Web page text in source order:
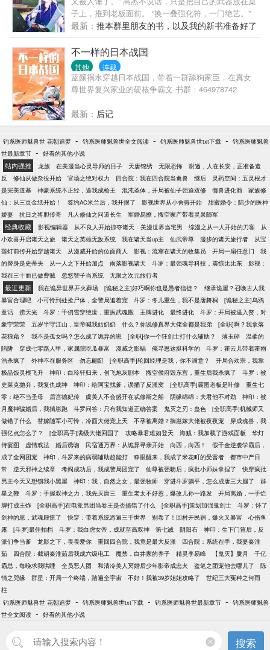
子上，推到老板面前。 “换一叠强化符，一门绝艺。”
他们又故意高声嚷嚷道：“你一定被人打败了。” “这个
月第三次了吧！” “穿越者里面混的最惨的。” 一时间，
店里店外充斥着快活的气氛，大家都好久没有这样高
兴过了。 高杰也赔笑了起来，伸出手捞回了自己的
剑，拔出鞘来。 快活的气氛顿时一滞，拉长的声音像
极了鹅叫。 久久不休
最新： 推本群里朋友的书，以及我的新书准备好了
不一样的日本战国
其他 连载
蓝颜祸水穿越日本战国，带着一群舔狗家臣，在真女
尊世界复兴家业的硬核争霸文 书群：464978742
最新： 后记
钓系医师魅兽世 花朝追梦 - 钓系医师魅兽世全文阅读 - 钓系医师魅兽世txt下载 - 钓系医师魅兽
世最新章节 - 好看的其他小说
站内强推 龙族 在美漫当心灵导师的日子 天唐锦绣 无限恐怖
谢邀，人在长安，正准备造
反
修仙从做杂役开始 官场之绝对权力 四合院：我在四合院当禽兽 继后
灵药空间：五灵根才
是完美道基
神豪系统不正经，逼我成枪王 混沌圣体，开局被仙子强迫双修 御兽进化商
家族修
仙：从三页金纸开始！
签约AC米兰后，我开摆了 影视世界从小舍得开始
甜蜜婚令：陆少的医神
娇妻
抗日之将胆传奇 凡人修仙之问道长生 军婚易撩，搬空家产带着灵泉随军
经典收藏 影视编辑器 从不良人开始掠夺诸天 美漫世界当宅男 综漫之从一人开始的刀客
从
小欢喜开启诸天之旅
诸天之英雄无敌系统 我在诸天当up主 仙武帝尊 漫步的诸天旅行者
从宝
莲灯前传开始穿越诸天
从漫威开始的位面商人 影视：流窜在诸天的收集员 开局一扇任意门
我
的替身是史蒂夫
从一人之下开始加点 雨落影视诸天 斗罗：最强魂导科技，震惊比比东
影视：
我在三十而已做曹贼
忽悠智子当系统 无限之次元旅行者
最近更新 我在诡异世界开火葬场 [诡秘之主]好巧啊你也是愚者信徒？
继承诡屋？召唤古人我
暴富合理吧
小可怜到处捡尸体，全警局追着宠 斗罗：冬儿重生，我不是唐舞桐
[诡秘之主]乌鸦
童话
捞天光 斗罗：千仞雪穿绝世，重振武魂殿 王牌进化 最终进化
斗罗：开局被逼入赘，对
象宁荣荣
五岁半守江山，皇帝喊我姑奶奶 什么？你说修真界大佬全都是我弟
[全职]啊？我拿落
花狼藉？
我不是孤女吗？怎么成了诡异的崽 [全职]你一个狂剑士打什么辅助？ 薄玉碎
温柔的
陷阱
穿成七零路人甲，家属院吃瓜暴富 漫威之影蝠 俺寻思这挺科学的
斗罗：霍云儿带着霍雨
浩杀疯了
外神不在服务区 勿忘翩跹 [全职高手]轮回经理是我，你不满意？
开局合欢宗，我靠
极品饭灵根飞升
神印：白玲轩归来，创飞炮灰剧本 搬空侯府毁东宫，重生后我杀疯了
斗罗：被
史莱克抛弃，我复仇成神
神印：给阿宝找爹，误捅了反派窝 [全职高手]霸图老板是叶修
重生七
零：绝不当圣母
后宫德妃传 虞美人不会盛开在忒修斯之船 阴缘绵绵：夫君他不对劲
神印：被
月魔神骗婚后，我揣崽跑
斗罗问答：只有我知道正确答案 鬼灭之刃：蛊色
[全职高手]机械师又
做错了什么
替嫁随军小可怜，冷面大佬宠上天 不孕被离婚？揣崽嫁大佬被夜夜宠
穿成魂兽，我
强亿点怎么了？
[全职高手]满级大佬回国了 攻略暴君难如登天 海贼：我加载了游戏面板
华灯
侍宴图
虚情戏法 婚后诱吻 民宿通万界：从诡异寻亲开始 向西，向西！
假千金逆袭学霸后，
成了全网团宠
神印，斗罗来的病弱辅助超能打 睁眼醒来，我成了米花町的受害者
都市中产日
常
逆天邪神之续章 考阎成功后，我成警局团宠了 仙尊被强吻后，疯批小师妹拿捏了
快穿疯批
男主今天又想锁我小黑屋
神印：我，自然之女，最强牧师 穿进斗罗躺平，怎么成唐三大腿了
群
星之鞭
斗罗：手握双神之力，我先灭唐三 重生老太不好惹，爆改儿孙一路发
开局离婚，一手烂
牌打成王炸
[全职高手]在电竞男团当卷王是否搞错了什么 [全职高手]策划加强鬼剑士
斗罗：怀了
剑神的崽，武魂殿慌了
快穿：带着系统游遍三千世界 别卷了！回村开民宿，爆火又暴富
心伤鱼
露
[斗罗]最佳拍档 斗罗：我白虎女帝，成就至高双神 第七诫 阴阳石
神印：生下门笛后，反
派们争当爹
龙影之下，畏畏爱你 重回四合院，我竟是最大反派
四合院：系统在手，我妻秦淮
茹
四合院：截胡秦淮茹后我成六级电工 魔禁，白井家的养子 精灵李易峰 【鬼灭】胧月
千亿
霸总，每晚求我哄睡
全员恶人团 和清冷美人冥婚后少年影帝成忠犬 盗笔之团宠他去哪儿了
陈
情之兕缘
群星：开局一个终端，踏遍全宇宙 不好！我被39岁姐姐攻略了
世纪三大冤种之何雨
柱
钓系医师魅兽世 花朝追梦 - 钓系医师魅兽世txt下载 - 钓系医师魅兽世最新章节 - 钓系医师魅兽
世全文阅读 - 好看的其他小说
搜索